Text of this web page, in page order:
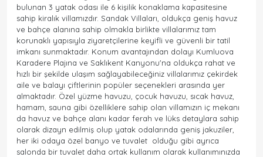
bulunan 3 yatak odası ile 6 kişilik konaklama kapasitesine
sahip kiralık villamızdır. Sandak Villaları, oldukça geniş havuz
ve bahçe alanına sahip olmakla birlikte villalarımız tam
korunaklı yapısıyla ziyaretçilerine keyifli ve güvenli bir tatil
imkanı sunmaktadır. Konum avantajından dolayı Kumluova
Karadere Plajına ve Saklıkent Kanyonu'na oldukça rahat ve
hızlı bir şekilde ulaşım sağlayabileceğiniz villalarımız çekirdek
aile ve balayı çiftlerinin popüler seçenekleri arasında yer
almaktadır. Özel yüzme havuzu, çocuk havuzu, sıcak havuz,
hamam, sauna gibi özelliklere sahip olan villamızın iç mekanı
da havuz ve bahçe alanı kadar ferah ve lüks detaylara sahip
olarak dizayn edilmiş olup yatak odalarında geniş jakuziler,
her iki odaya özel banyo ve tuvalet olduğu gibi ayrıca
salonda bir tuvalet daha ortak kullanım olarak kullanımınızda